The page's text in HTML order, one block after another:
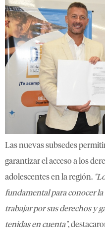
Las nuevas subsedes
garantizar el acceso a los
adolescentes en la región.
fundamental para conocer
trabajar por sus derechos y
tenidas en cuenta",